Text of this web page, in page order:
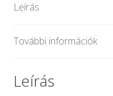
Leírás
További információk
Leírás